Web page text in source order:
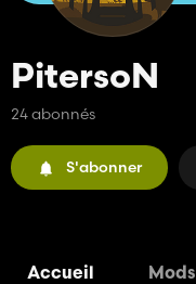
PitersoN
24 abonnés
S'abonner
Accueil Mods